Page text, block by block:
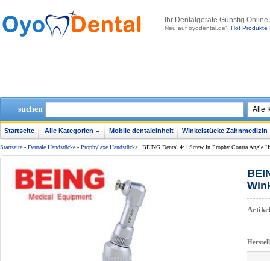
lhr Dentalgeräte Günstig
Neu auf oyodental.de? Hot Produkte
suchen
Startseite Alle Kategorien Mobile dentaleinheit Winkelstücke Zahnmedizin
Startseite - Dentale Handstücke - Prophylaxe Handstück> BEING Dental 4:1 Screw In Prophy Contra Angle